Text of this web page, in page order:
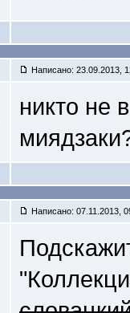
Написано: 23.09.2013,
никто не
Написано: 07.11.2013,